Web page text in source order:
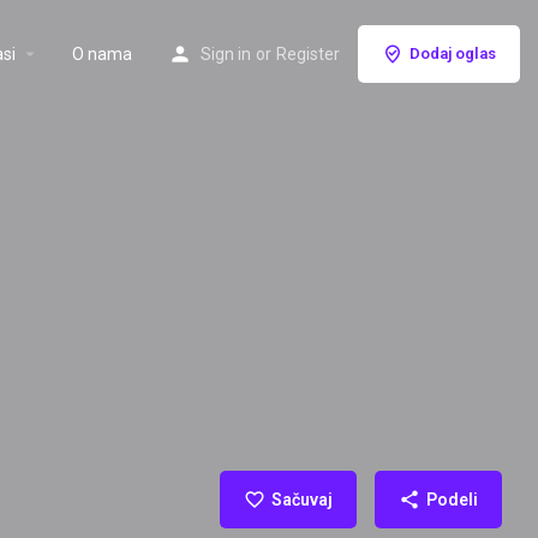
O nama Sign in or Register Dodaj oglas
Sačuvaj Podeli